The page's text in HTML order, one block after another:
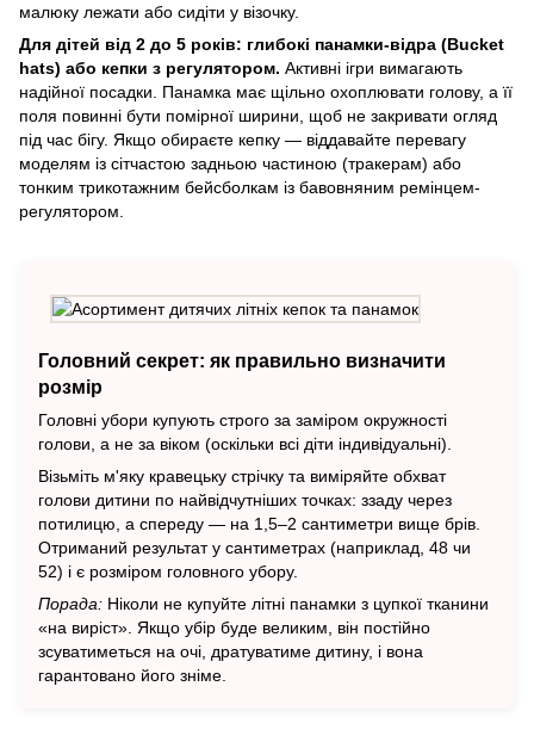
малюку лежати або сидіти у візочку.
Для дітей від 2 до 5 років: глибокі панамки-відра (Bucket
hats) або кепки з регулятором. Активні ігри вимагають
надійної посадки. Панамка має щільно охоплювати голову, а її
поля повинні бути помірної ширини, щоб не закривати огляд
під час бігу. Якщо обираєте кепку — віддавайте перевагу
моделям із сітчастою задньою частиною (тракерам) або
тонким трикотажним бейсболкам із бавовняним ремінцем-
регулятором.
Головний секрет: як правильно визначити
розмір
Головні убори купують строго за заміром окружності
голови, а не за віком (оскільки всі діти індивідуальні).
Візьміть м'яку кравецьку стрічку та виміряйте обхват
голови дитини по найвідчутніших точках: ззаду через
потилицю, а спереду — на 1,5–2 сантиметри вище брів.
Отриманий результат у сантиметрах (наприклад, 48 чи
52) і є розміром головного убору.
Порада: Ніколи не купуйте літні панамки з цупкої тканини
«на виріст». Якщо убір буде великим, він постійно
зсуватиметься на очі, дратуватиме дитину, і вона
гарантовано його зніме.